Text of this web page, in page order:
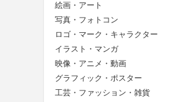
絵画・アート
写真・フォトコン
ロゴ・マーク・キャラクター
イラスト・マンガ
映像・アニメ・動画
グラフィック・ポスター
工芸・ファッション・雑貨